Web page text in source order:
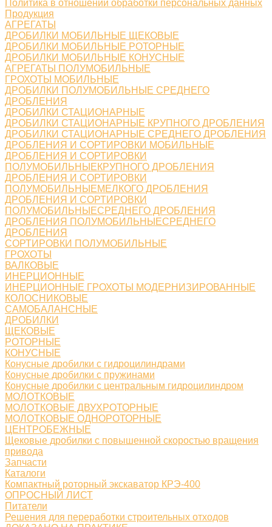
Политика в отношении обработки персональных данных
Продукция
АГРЕГАТЫ
ДРОБИЛКИ МОБИЛЬНЫЕ ЩЕКОВЫЕ
ДРОБИЛКИ МОБИЛЬНЫЕ РОТОРНЫЕ
ДРОБИЛКИ МОБИЛЬНЫЕ КОНУСНЫЕ
АГРЕГАТЫ ПОЛУМОБИЛЬНЫЕ
ГРОХОТЫ МОБИЛЬНЫЕ
ДРОБИЛКИ ПОЛУМОБИЛЬНЫЕ СРЕДНЕГО
ДРОБЛЕНИЯ
ДРОБИЛКИ СТАЦИОНАРНЫЕ
ДРОБИЛКИ СТАЦИОНАРНЫЕ КРУПНОГО ДРОБЛЕНИЯ
ДРОБИЛКИ СТАЦИОНАРНЫЕ СРЕДНЕГО ДРОБЛЕНИЯ
ДРОБЛЕНИЯ И СОРТИРОВКИ МОБИЛЬНЫЕ
ДРОБЛЕНИЯ И СОРТИРОВКИ
ПОЛУМОБИЛЬНЫЕКРУПНОГО ДРОБЛЕНИЯ
ДРОБЛЕНИЯ И СОРТИРОВКИ
ПОЛУМОБИЛЬНЫЕМЕЛКОГО ДРОБЛЕНИЯ
ДРОБЛЕНИЯ И СОРТИРОВКИ
ПОЛУМОБИЛЬНЫЕСРЕДНЕГО ДРОБЛЕНИЯ
ДРОБЛЕНИЯ ПОЛУМОБИЛЬНЫЕСРЕДНЕГО
ДРОБЛЕНИЯ
СОРТИРОВКИ ПОЛУМОБИЛЬНЫЕ
ГРОХОТЫ
ВАЛКОВЫЕ
ИНЕРЦИОННЫЕ
ИНЕРЦИОННЫЕ ГРОХОТЫ МОДЕРНИЗИРОВАННЫЕ
КОЛОСНИКОВЫЕ
САМОБАЛАНСНЫЕ
ДРОБИЛКИ
ЩЕКОВЫЕ
РОТОРНЫЕ
КОНУСНЫЕ
Конусные дробилки с гидроцилиндрами
Конусные дробилки с пружинами
Конусные дробилки с центральным гидроцилиндром
МОЛОТКОВЫЕ
МОЛОТКОВЫЕ ДВУХРОТОРНЫЕ
МОЛОТКОВЫЕ ОДНОРОТОРНЫЕ
ЦЕНТРОБЕЖНЫЕ
Щековые дробилки с повышенной скоростью вращения
привода
Запчасти
Каталоги
Компактный роторный экскаватор КРЭ-400
ОПРОСНЫЙ ЛИСТ
Питатели
Решения для переработки строительных отходов